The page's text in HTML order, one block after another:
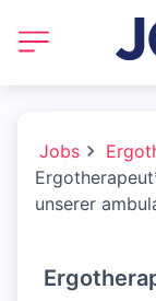
Jobs
unserer